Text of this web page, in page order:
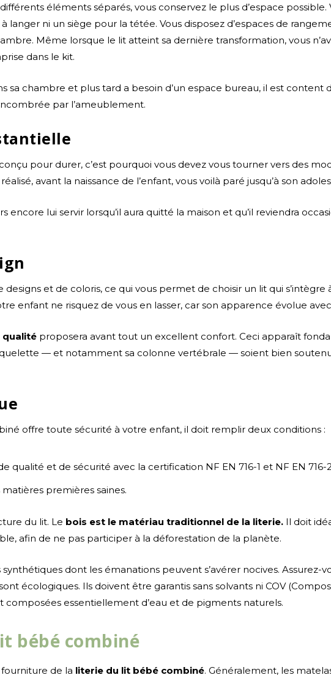
éléments séparés, vous conservez le plus d’espace possible.
langer ni un siège pour la tétée. Vous disposez d’espaces de
Même lorsque le lit atteint sa dernière transformation, vous
dans le kit.
sa chambre et plus tard a besoin d’un espace bureau, il est content
par l’ameublement.
pour durer, c’est pourquoi vous devez vous tourner vers des
avant la naissance de l’enfant, vous voilà paré jusqu’à son
encore lui servir lorsqu’il aura quitté la maison et qu’il reviendra
et de coloris, ce qui vous permet de choisir un lit qui
enfant ne risquez de vous en lasser, car son apparence évolue
qualité proposera avant tout un excellent confort. Ceci apparaît
— et notamment sa colonne vertébrale — soient bien
offre toute sécurité à votre enfant, il doit remplir deux conditions :
qualité et de sécurité avec la certification NF EN 716-1 et NF EN 716-
premières saines.
du lit. Le bois est le matériau traditionnel de la literie. Il doit
afin de ne pas participer à la déforestation de la planète.
dont les émanations peuvent s’avérer nocives. Assurez-
écologiques. Ils doivent être garantis sans solvants ni COV
composées essentiellement d’eau et de pigments naturels.
bébé combiné
de la literie du lit bébé combiné. Généralement, les